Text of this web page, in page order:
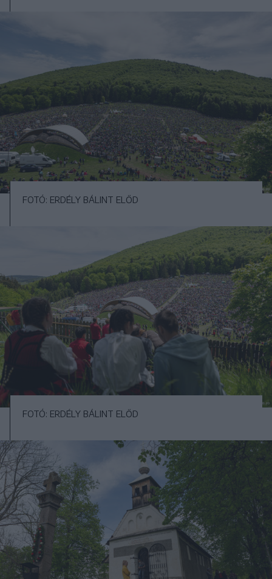
FOTÓ: ERDÉLY BÁLINT ELŐD
FOTÓ: ERDÉLY BÁLINT ELŐD